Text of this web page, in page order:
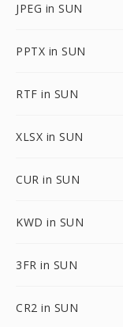
JPEG in SUN
PPTX in SUN
RTF in SUN
XLSX in SUN
CUR in SUN
KWD in SUN
3FR in SUN
CR2 in SUN